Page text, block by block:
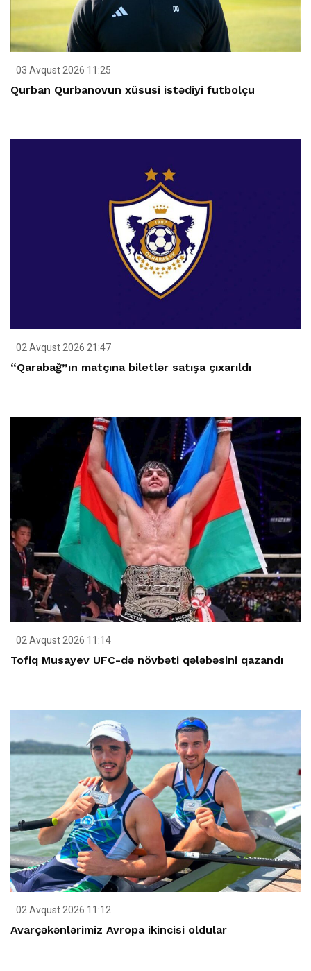
03 Avqust 2026 11:25
Qurban Qurbanovun xüsusi istədiyi futbolçu
02 Avqust 2026 21:47
“Qarabağ”ın matçına biletlər satışa çıxarıldı
02 Avqust 2026 11:14
Tofiq Musayev UFC-də növbəti qələbəsini qazandı
02 Avqust 2026 11:12
Avarçəkənlərimiz Avropa ikincisi oldular